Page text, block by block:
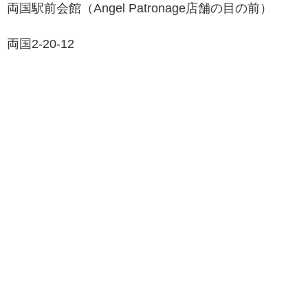
両国駅前会館（Angel Patronage店舗の目の前）
両国2-20-12